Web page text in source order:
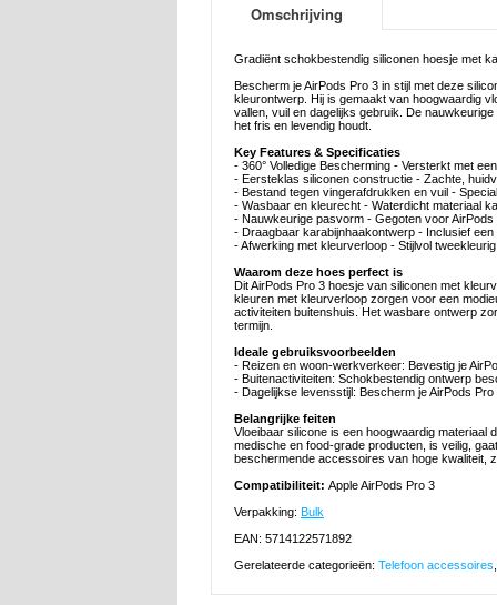
Omschrijving
Gradiënt schokbestendig siliconen hoesje met
Bescherm je AirPods Pro 3 in stijl met deze
kleurontwerp. Hij is gemaakt van hoogwaardig
vallen, vuil en dagelijks gebruik. De
het fris en levendig houdt.
Key Features & Specificaties
- 360° Volledige Bescherming - Versterkt met
- Eersteklas siliconen constructie - Zachte,
- Bestand tegen vingerafdrukken en vuil -
- Wasbaar en kleurecht - Waterdicht materiaal
- Nauwkeurige pasvorm - Gegoten voor
- Draagbaar karabijnhaakontwerp - Inclusief
- Afwerking met kleurverloop - Stijlvol
Waarom deze hoes perfect is
Dit AirPods Pro 3 hoesje van siliconen met
kleuren met kleurverloop zorgen voor een
activiteiten buitenshuis. Het wasbare ontwerp
termijn.
Ideale gebruiksvoorbeelden
- Reizen en woon-werkverkeer: Bevestig je
- Buitenactiviteiten: Schokbestendig ontwerp
- Dagelijkse levensstijl: Bescherm je AirPods
Belangrijke feiten
Vloeibaar silicone is een hoogwaardig materiaal
medische en food-grade producten, is veilig,
beschermende accessoires van hoge kwaliteit,
Compatibiliteit: Apple AirPods Pro 3
Verpakking: Bulk
EAN: 5714122571892
Gerelateerde categorieën: Telefoon accessoires